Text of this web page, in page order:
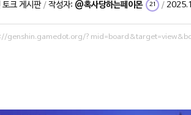
토크 게시판/ 작성자: @혹사당하는페이몬 21 /
genshin.gamedot.org/